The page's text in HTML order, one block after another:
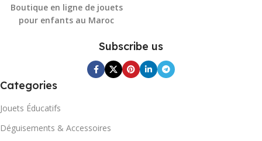
Boutique en ligne de jouets
pour enfants au Maroc
Subscribe us
Categories
Jouets Éducatifs
Déguisements & Accessoires